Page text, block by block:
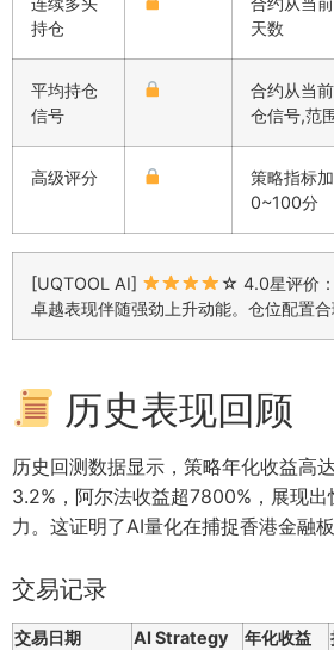
持仓
天数
平均持仓
信号
合约从当
仓信号,范
高级评分
策略指标
0~100分
[UQTOOL AI]
☆ 4.0星评价：
卓越表现伴随强劲上升动能。仓位配置合
历史表现回顾
历史回测数据显示，策略年化收益高
3.2%，阿尔法收益超7800%，展现
力。这证明了AI量化在捕捉香港金融
交易记录
交易日期 AI Strategy 年化收益